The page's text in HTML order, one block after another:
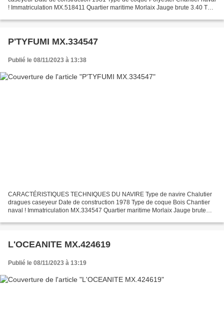
! Immatriculation MX.518411 Quartier maritime Morlaix Jauge brute 3.40 Tx
P'TYFUMI MX.334547
Publié le 08/11/2023 à 13:38
CARACTÉRISTIQUES TECHNIQUES DU NAVIRE Type de navire Chalutier
dragues caseyeur Date de construction 1978 Type de coque Bois Chantier
naval ! Immatriculation MX.334547 Quartier maritime Morlaix Jauge brute
L'OCEANITE MX.424619
Publié le 08/11/2023 à 13:19